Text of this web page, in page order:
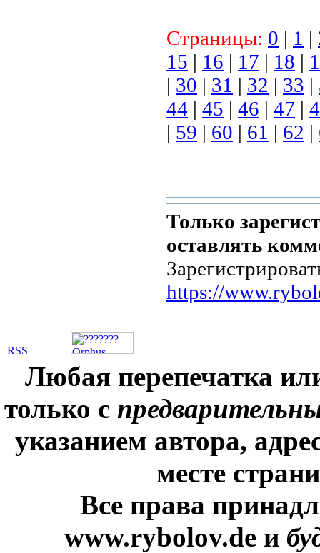
Страницы: 0 | 1 |
15 | 16 | 17 | 18 |
| 30 | 31 | 32 | 33 |
44 | 45 | 46 | 47 |
| 59 | 60 | 61 | 62 |
Только
оставлять
https://
Любая перепечатка
только с
указанием автора,
месте
Все права
www.rybolov.de и